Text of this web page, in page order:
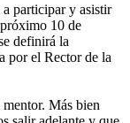
participar y asistir
10 de
definirá la
por el Rector de la
Más bien